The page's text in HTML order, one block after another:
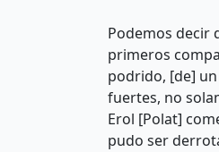
Podemos decir
primeros
podrido, [de]
fuertes, no
Erol [Polat]
pudo ser